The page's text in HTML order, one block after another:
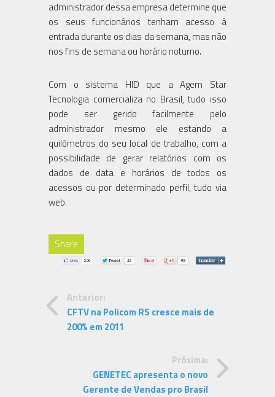
administrador dessa empresa determine que
os seus funcionários tenham acesso à
entrada durante os dias da semana, mas não
nos fins de semana ou horário noturno.
Com o sistema HID que a Agem Star
Tecnologia comercializa no Brasil, tudo isso
pode ser gerido facilmente pelo
administrador mesmo ele estando a
quilômetros do seu local de trabalho, com a
possibilidade de gerar relatórios com os
dados de data e horários de todos os
acessos ou por determinado perfil, tudo via
web.
Share
Anterior:
CFTV na Policom RS cresce mais de
200% em 2011
Próxima:
GENETEC apresenta o novo
Gerente de Vendas pro Brasil